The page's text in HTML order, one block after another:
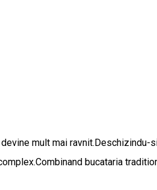
mult mai ravnit.Deschizindu-
bucataria